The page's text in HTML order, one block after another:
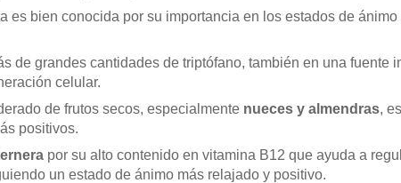
es bien conocida por su importancia en los estados de
de grandes cantidades de triptófano, también en una fuente
celular.
de frutos secos, especialmente nueces y almendras,
positivos.
por su alto contenido en vitamina B12 que ayuda a
un estado de ánimo más relajado y positivo.